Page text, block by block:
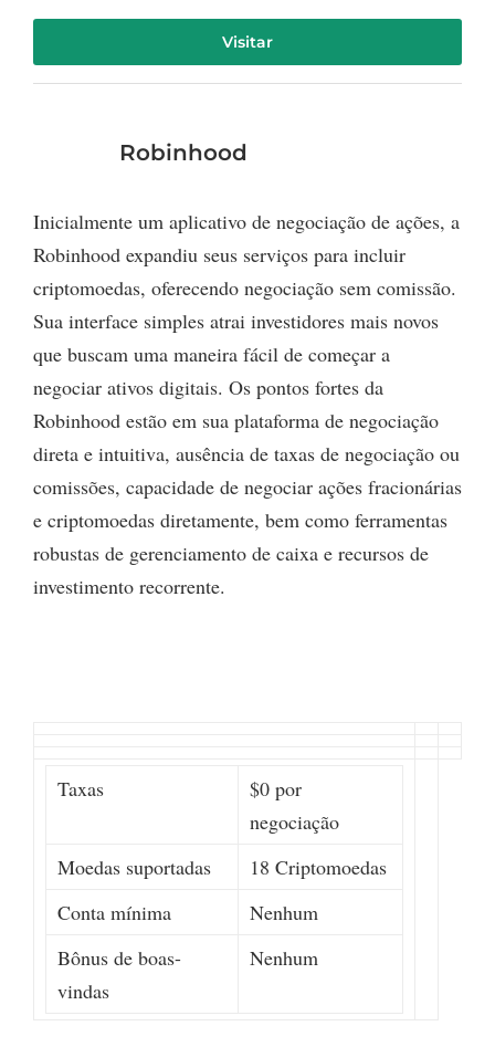
Visitar
Robinhood
Inicialmente um aplicativo de negociação de ações, a
Robinhood expandiu seus serviços para incluir
criptomoedas, oferecendo negociação sem comissão.
Sua interface simples atrai investidores mais novos
que buscam uma maneira fácil de começar a
negociar ativos digitais. Os pontos fortes da
Robinhood estão em sua plataforma de negociação
direta e intuitiva, ausência de taxas de negociação ou
comissões, capacidade de negociar ações fracionárias
e criptomoedas diretamente, bem como ferramentas
robustas de gerenciamento de caixa e recursos de
investimento recorrente.
Taxas
$0 por
negociação
Moedas suportadas
18 Criptomoedas
Conta mínima
Nenhum
Bônus de boas-
vindas
Nenhum